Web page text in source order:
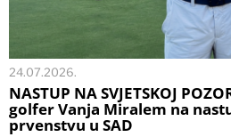
24.07.2026.
NASTUP NA SVJETSKOJ
golfer Vanja Miralem na
prvenstvu u SAD